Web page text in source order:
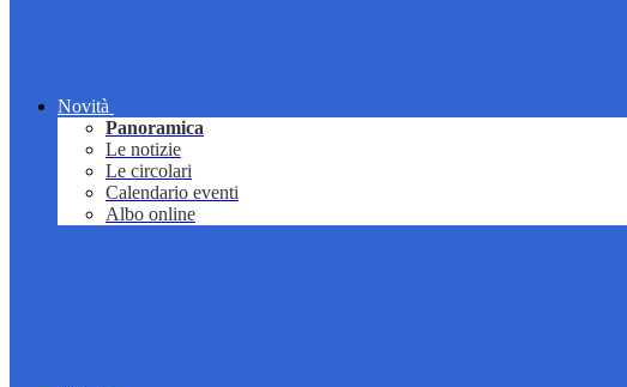
Novità
Panoramica
Le notizie
Le circolari
Calendario eventi
Albo online